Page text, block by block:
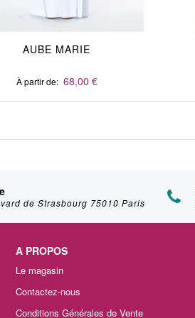
AUBE MARIE
À partir de 68,00 €
de Strasbourg 75010 Paris
A PROPOS
Le magasin
Contactez-nous
Conditions Générales de Vente